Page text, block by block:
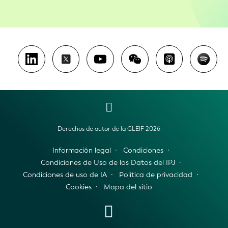
Derechos de autor de la GLEIF 2026
Información legal
Condiciones
Condiciones de Uso de los Datos del IPJ
Condiciones de uso de IA
Política de privacidad
Cookies
Mapa del sitio